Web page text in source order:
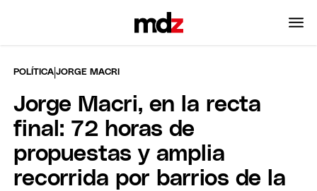
POLÍTICA |JORGE MACRI
Jorge Macri, en la recta
final: 72 horas de
propuestas y amplia
recorrida por barrios de la